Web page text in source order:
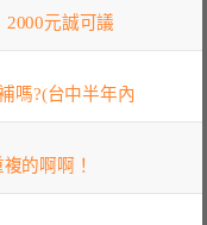
2000元誠可議
嗎?(台中半年內
的啊啊！